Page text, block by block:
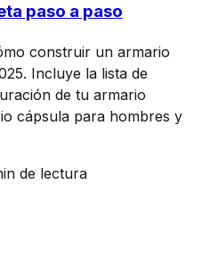
paso a paso
construir un armario
Incluye la lista de
de tu armario
cápsula para hombres y
de lectura